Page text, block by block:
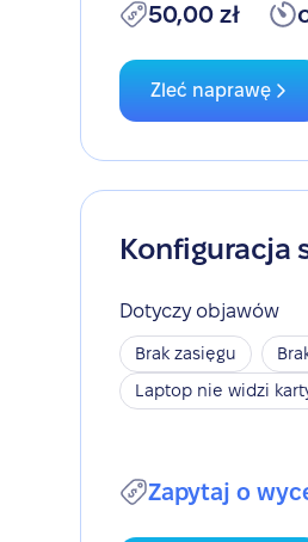
50,00 zł
Zleć naprawę
Konfiguracja
Dotyczy objawów
Brak zasięgu
Laptop nie widzi
Zapytaj o